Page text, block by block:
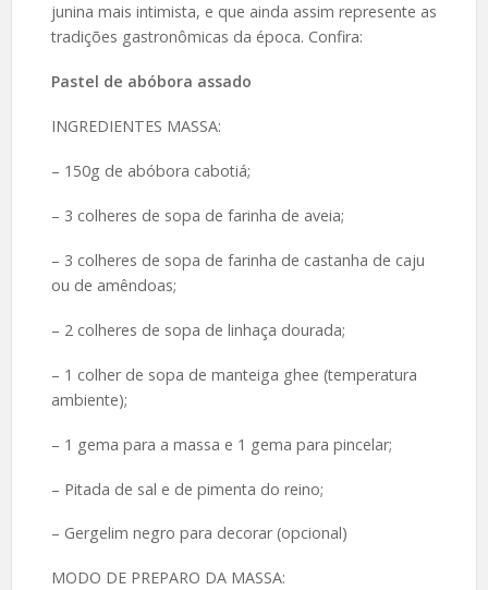
junina mais intimista, e que ainda assim represente as
tradições gastronômicas da época. Confira:
Pastel de abóbora assado
INGREDIENTES MASSA:
– 150g de abóbora cabotiá;
– 3 colheres de sopa de farinha de aveia;
– 3 colheres de sopa de farinha de castanha de caju
ou de amêndoas;
– 2 colheres de sopa de linhaça dourada;
– 1 colher de sopa de manteiga ghee (temperatura
ambiente);
– 1 gema para a massa e 1 gema para pincelar;
– Pitada de sal e de pimenta do reino;
– Gergelim negro para decorar (opcional)
MODO DE PREPARO DA MASSA: